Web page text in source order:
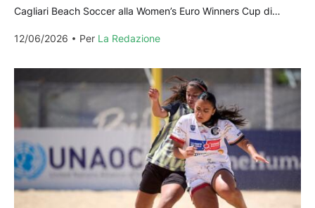
Cagliari Beach Soccer alla Women’s Euro Winners Cup di
12/06/2026
Per La Redazione